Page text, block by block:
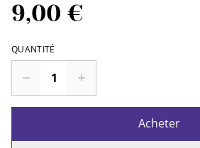
9,00 €
QUANTITÉ
Acheter